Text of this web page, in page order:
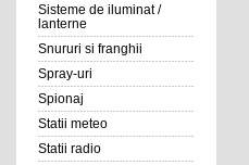
Sisteme de iluminat /
lanterne
Snururi si franghii
Spray-uri
Spionaj
Statii meteo
Statii radio